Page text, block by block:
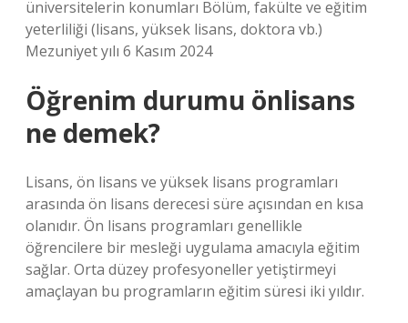
üniversitelerin konumları Bölüm, fakülte ve eğitim
yeterliliği (lisans, yüksek lisans, doktora vb.)
Mezuniyet yılı 6 Kasım 2024
Öğrenim durumu önlisans
ne demek?
Lisans, ön lisans ve yüksek lisans programları
arasında ön lisans derecesi süre açısından en kısa
olanıdır. Ön lisans programları genellikle
öğrencilere bir mesleği uygulama amacıyla eğitim
sağlar. Orta düzey profesyoneller yetiştirmeyi
amaçlayan bu programların eğitim süresi iki yıldır.